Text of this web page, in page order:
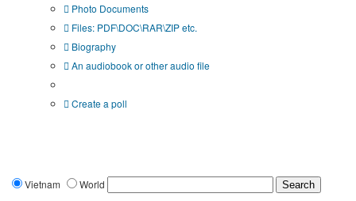
Photo Documents
Files: PDF\DOC\RAR\ZIP etc.
Biography
An audiobook or other audio file
Create a poll
Vietnam World